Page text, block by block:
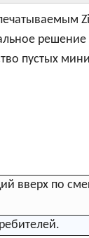
на
решение
пустых
вверх по